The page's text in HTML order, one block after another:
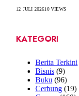
12 JULI 202610VIEWS
KATEGORI
Berita Terkini
Bisnis (9)
Buku (96)
Cerbung (19)